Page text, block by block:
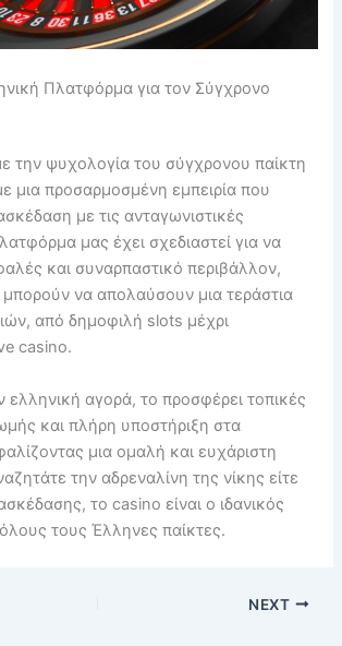
Πλατφόρμα για τον Σύγχρονο
την ψυχολογία του σύγχρονου παίκτη
μια προσαρμοσμένη εμπειρία που
με τις ανταγωνιστικές
μας έχει σχεδιαστεί για να
και συναρπαστικό περιβάλλον,
μπορούν να απολαύσουν μια τεράστια
από δημοφιλή slots μέχρι
casino.
ελληνική αγορά, το προσφέρει τοπικές
και πλήρη υποστήριξη στα
μια ομαλή και ευχάριστη
την αδρεναλίνη της νίκης είτε
το casino είναι ο ιδανικός
τους Έλληνες παίκτες.
NEXT